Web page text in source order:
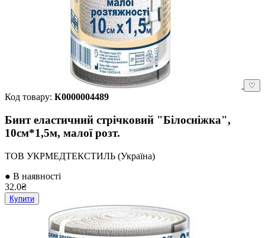
♡
Код товару: К0000004489
Бинт еластичний стрічковий "Білосніжка",
10см*1,5м, малої розт.
ТОВ УКРМЕДТЕКСТИЛЬ (Україна)
● В наявності
32.0₴
Купити